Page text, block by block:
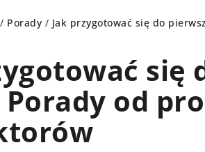
/ Porady / Jak przygotować się do
się
Porady od
PORADY